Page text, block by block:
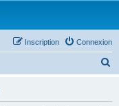
Connexion
Inscription